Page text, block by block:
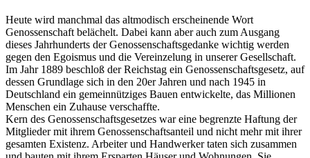
Heute wird manchmal das altmodisch erscheinende Wort
Genossenschaft belächelt. Dabei kann aber auch zum Ausgang
dieses Jahrhunderts der Genossenschaftsgedanke wichtig werden
gegen den Egoismus und die Vereinzelung in unserer Gesellschaft.
Im Jahr 1889 beschloß der Reichstag ein Genossenschaftsgesetz, auf
dessen Grundlage sich in den 20er Jahren und nach 1945 in
Deutschland ein gemeinnütziges Bauen entwickelte, das Millionen
Menschen ein Zuhause verschaffte.
Kern des Genossenschaftsgesetzes war eine begrenzte Haftung der
Mitglieder mit ihrem Genossenschaftsanteil und nicht mehr mit ihrer
gesamten Existenz. Arbeiter und Handwerker taten sich zusammen